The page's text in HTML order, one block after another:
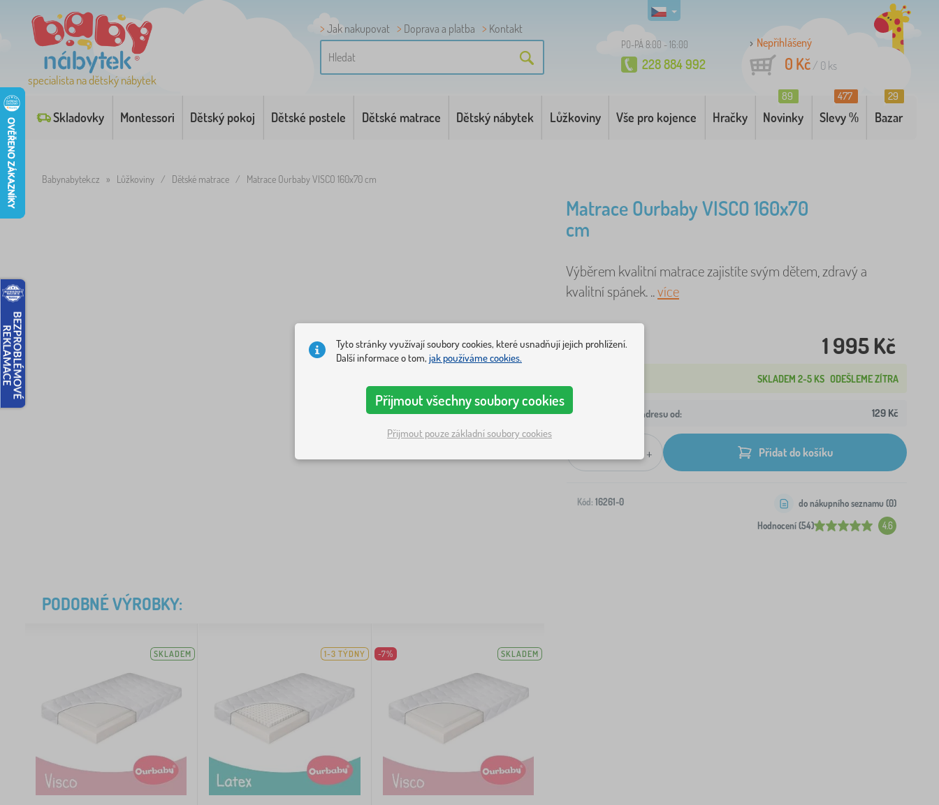
specialista na dětský nábytek
Jak nakupovat Doprava a platba Kontakt
PO-PÁ 8:00 - 16:00
228 884 992
Nepřihlášený
0 Kč/ 0 ks
Skladovky Montessori Dětský pokoj Dětské postele Dětské matrace Dětský nábytek Lůžkoviny Vše pro kojence Hračky Novinky
89
Slevy %
477
Bazar
29
Babynabytek.cz » Lůžkoviny / Dětské matrace / Matrace Ourbaby VISCO 160x70 cm
Matrace Ourbaby VISCO 160x70
cm
Výběrem kvalitní matrace zajistíte svým dětem, zdravý a
kvalitní spánek. ..více
1 995 Kč
SKLADEM 2-5 KS ODEŠLEME ZÍTRA
Doprava na Vaši adresu od: 129 Kč
+ Přidat do košíku
Kód: 16261-0
Hodnocení (54) 4.6
do nákupního seznamu (0)
PODOBNÉ VÝROBKY:
SKLADEM 1-3 TÝDNY -7% SKLADEM
Tyto stránky využívají soubory cookies, které usnadňují jejich prohlížení.
Další informace o tom, jak používáme cookies.
Přijmout všechny soubory cookies
Přijmout pouze základní soubory cookies